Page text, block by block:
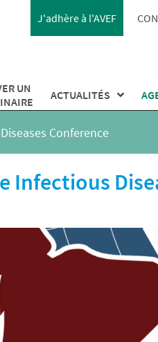
J'adhère à l'AVEF
UN
ACTUALITÉS
Conference
Infectious